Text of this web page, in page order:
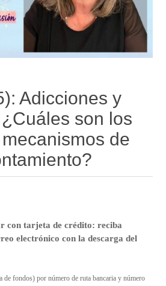
Adicciones y
son los
de
con tarjeta de crédito: reciba
electrónico con la descarga del
fondos) por número de ruta bancaria y número